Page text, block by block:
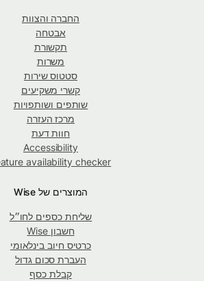
החברה והצוות
אבטחה
תקשורת
משרות
סטטוס שירות
קשרי משקיעים
שותפים ושותפויות
מרכז העזרה
חוות דעת
Accessibility
Feature availability checker
המוצרים של Wise
שליחת כספים לחו״ל
חשבון Wise
כרטיס חיוב בינלאומי
העברת סכום גדול
קבלת כסף